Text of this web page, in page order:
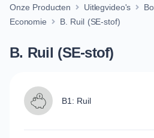
Exacte
vakken
vakken.
Taalvakken
Geen
Onze Producten Uitlegvideo's
Economie
B. Ruil (SE-stof)
B. Ruil (SE-stof)
B1: Ruil